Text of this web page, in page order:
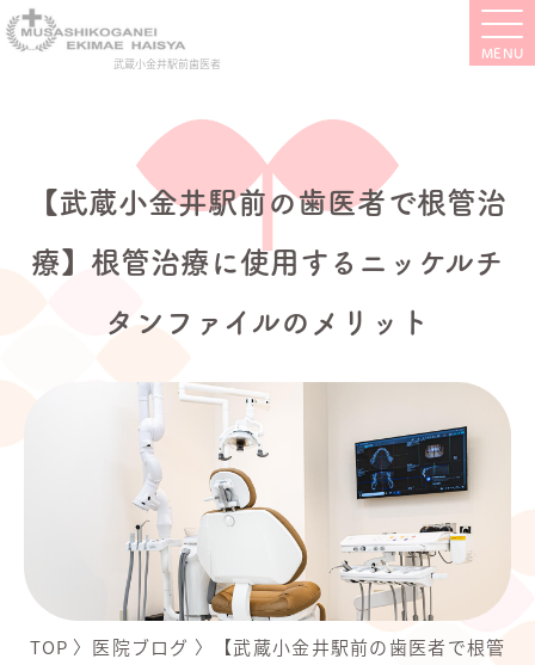
武蔵小金井駅前歯医者
【武蔵小金井駅前の歯医者で根管治
療】根管治療に使用するニッケルチ
タンファイルのメリット
TOP 〉 医院ブログ 〉
【武蔵小金井駅前の歯医者で根管